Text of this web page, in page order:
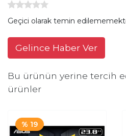
Geçici olarak temin
Gelince Haber Ver
Bu ürünün yerine tercih
ürünler
% 19